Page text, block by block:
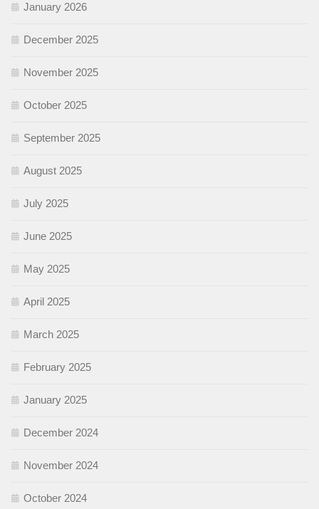
January 2026
December 2025
November 2025
October 2025
September 2025
August 2025
July 2025
June 2025
May 2025
April 2025
March 2025
February 2025
January 2025
December 2024
November 2024
October 2024